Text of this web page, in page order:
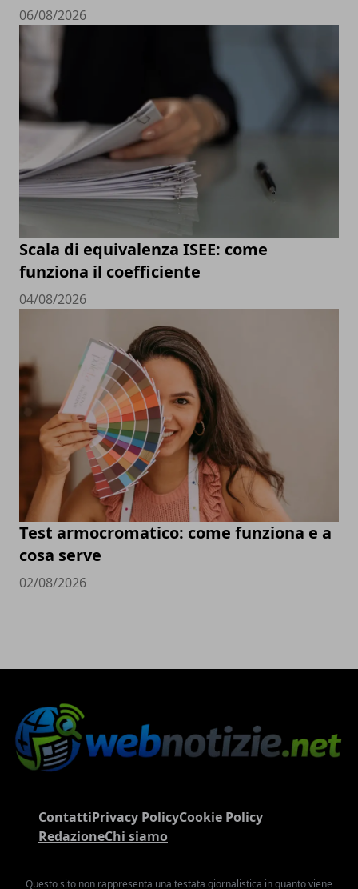
06/08/2026
Scala di equivalenza ISEE: come
funziona il coefficiente
04/08/2026
Test armocromatico: come funziona e a
cosa serve
02/08/2026
ContattiPrivacy PolicyCookie Policy
RedazioneChi siamo
Questo sito non rappresenta una testata giornalistica in quanto viene